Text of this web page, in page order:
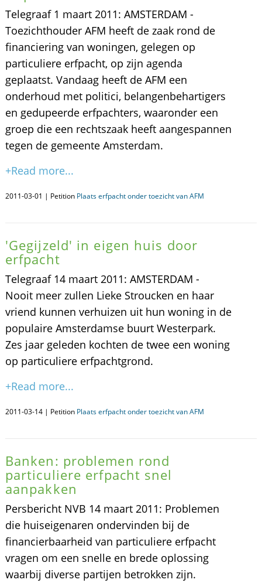
Telegraaf 1 maart 2011: AMSTERDAM -
Toezichthouder AFM heeft de zaak rond de
financiering van woningen, gelegen op
particuliere erfpacht, op zijn agenda
geplaatst. Vandaag heeft de AFM een
onderhoud met politici, belangenbehartigers
en gedupeerde erfpachters, waaronder een
groep die een rechtszaak heeft aangespannen
tegen de gemeente Amsterdam.
+Read more...
2011-03-01 | Petition Plaats erfpacht onder toezicht van AFM
'Gegijzeld' in eigen huis door
erfpacht
Telegraaf 14 maart 2011: AMSTERDAM -
Nooit meer zullen Lieke Stroucken en haar
vriend kunnen verhuizen uit hun woning in de
populaire Amsterdamse buurt Westerpark.
Zes jaar geleden kochten de twee een woning
op particuliere erfpachtgrond.
+Read more...
2011-03-14 | Petition Plaats erfpacht onder toezicht van AFM
Banken: problemen rond
particuliere erfpacht snel
aanpakken
Persbericht NVB 14 maart 2011: Problemen
die huiseigenaren ondervinden bij de
financierbaarheid van particuliere erfpacht
vragen om een snelle en brede oplossing
waarbij diverse partijen betrokken zijn.